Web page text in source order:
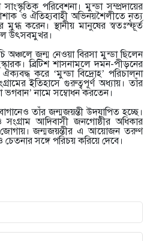
পরিবেশনা। মুন্ডা সম্প্রদায়ের
ও ঐতিহ্যবাহী অভিনয়শৈলীতে নৃত্য
করেন। স্থানীয় মানুষের স্বতঃস্ফূর্ত
উৎসবমুখর।
জন্ম নেওয়া বিরসা মুন্ডা ছিলেন
ব্রিটিশ শাসনামলে দমন-পীড়নের
করে ‘মুন্ডা বিদ্রোহ’ পরিচালনা
ইতিহাসে গুরুত্বপূর্ণ অধ্যায়। তাঁর
ভগবান’ নামে সম্বোধন করতেন।
তাঁর জন্মজয়ন্তী উদযাপিত হচ্ছে।
আদিবাসী জনগোষ্ঠীর অধিকার
জোগায়। জন্মজয়ন্তীর এ আয়োজন তরুণ
সঙ্গে পরিচয় করিয়ে দেবে।